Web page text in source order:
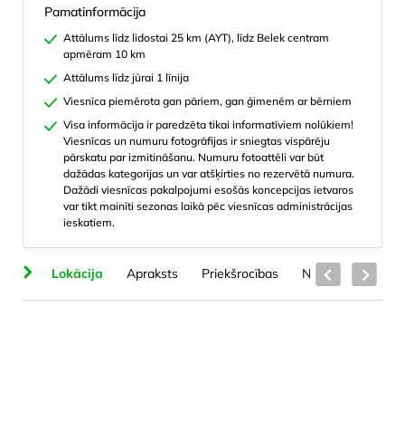
Pamatinformācija
Attālums līdz lidostai 25 km (AYT), līdz Belek centram
apmēram 10 km
Attālums līdz jūrai 1 līnija
Viesnīca piemērota gan pāriem, gan ģimenēm ar bērniem
Visa informācija ir paredzēta tikai informatīviem nolūkiem!
Viesnīcas un numuru fotogrāfijas ir sniegtas vispārēju
pārskatu par izmitināšanu. Numuru fotoattēli var būt
dažādas kategorijas un var atšķirties no rezervētā numura.
Dažādi viesnīcas pakalpojumi esošās koncepcijas ietvaros
var tikt mainīti sezonas laikā pēc viesnīcas administrācijas
ieskatiem.
Lokācija Apraksts Priekšrocības Numuru veidi